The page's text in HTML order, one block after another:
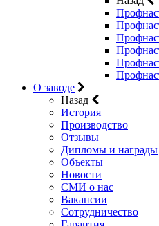
О заводе
Назад
История
Производство
Отзывы
Дипломы и награды
Объекты
Новости
СМИ о нас
Вакансии
Сотрудничество